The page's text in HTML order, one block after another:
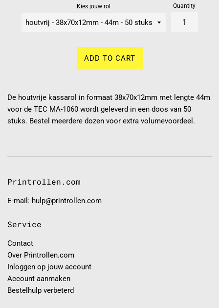
Kies jouw rol Quantity
ADD TO CART
De houtvrije kassarol in formaat 38x70x12mm met lengte 44m
voor de TEC MA-1060 wordt geleverd in een doos van 50
stuks. Bestel meerdere dozen voor extra volumevoordeel.
Printrollen.com
E-mail: hulp@printrollen.com
Service
Contact
Over Printrollen.com
Inloggen op jouw account
Account aanmaken
Bestelhulp verbeterd